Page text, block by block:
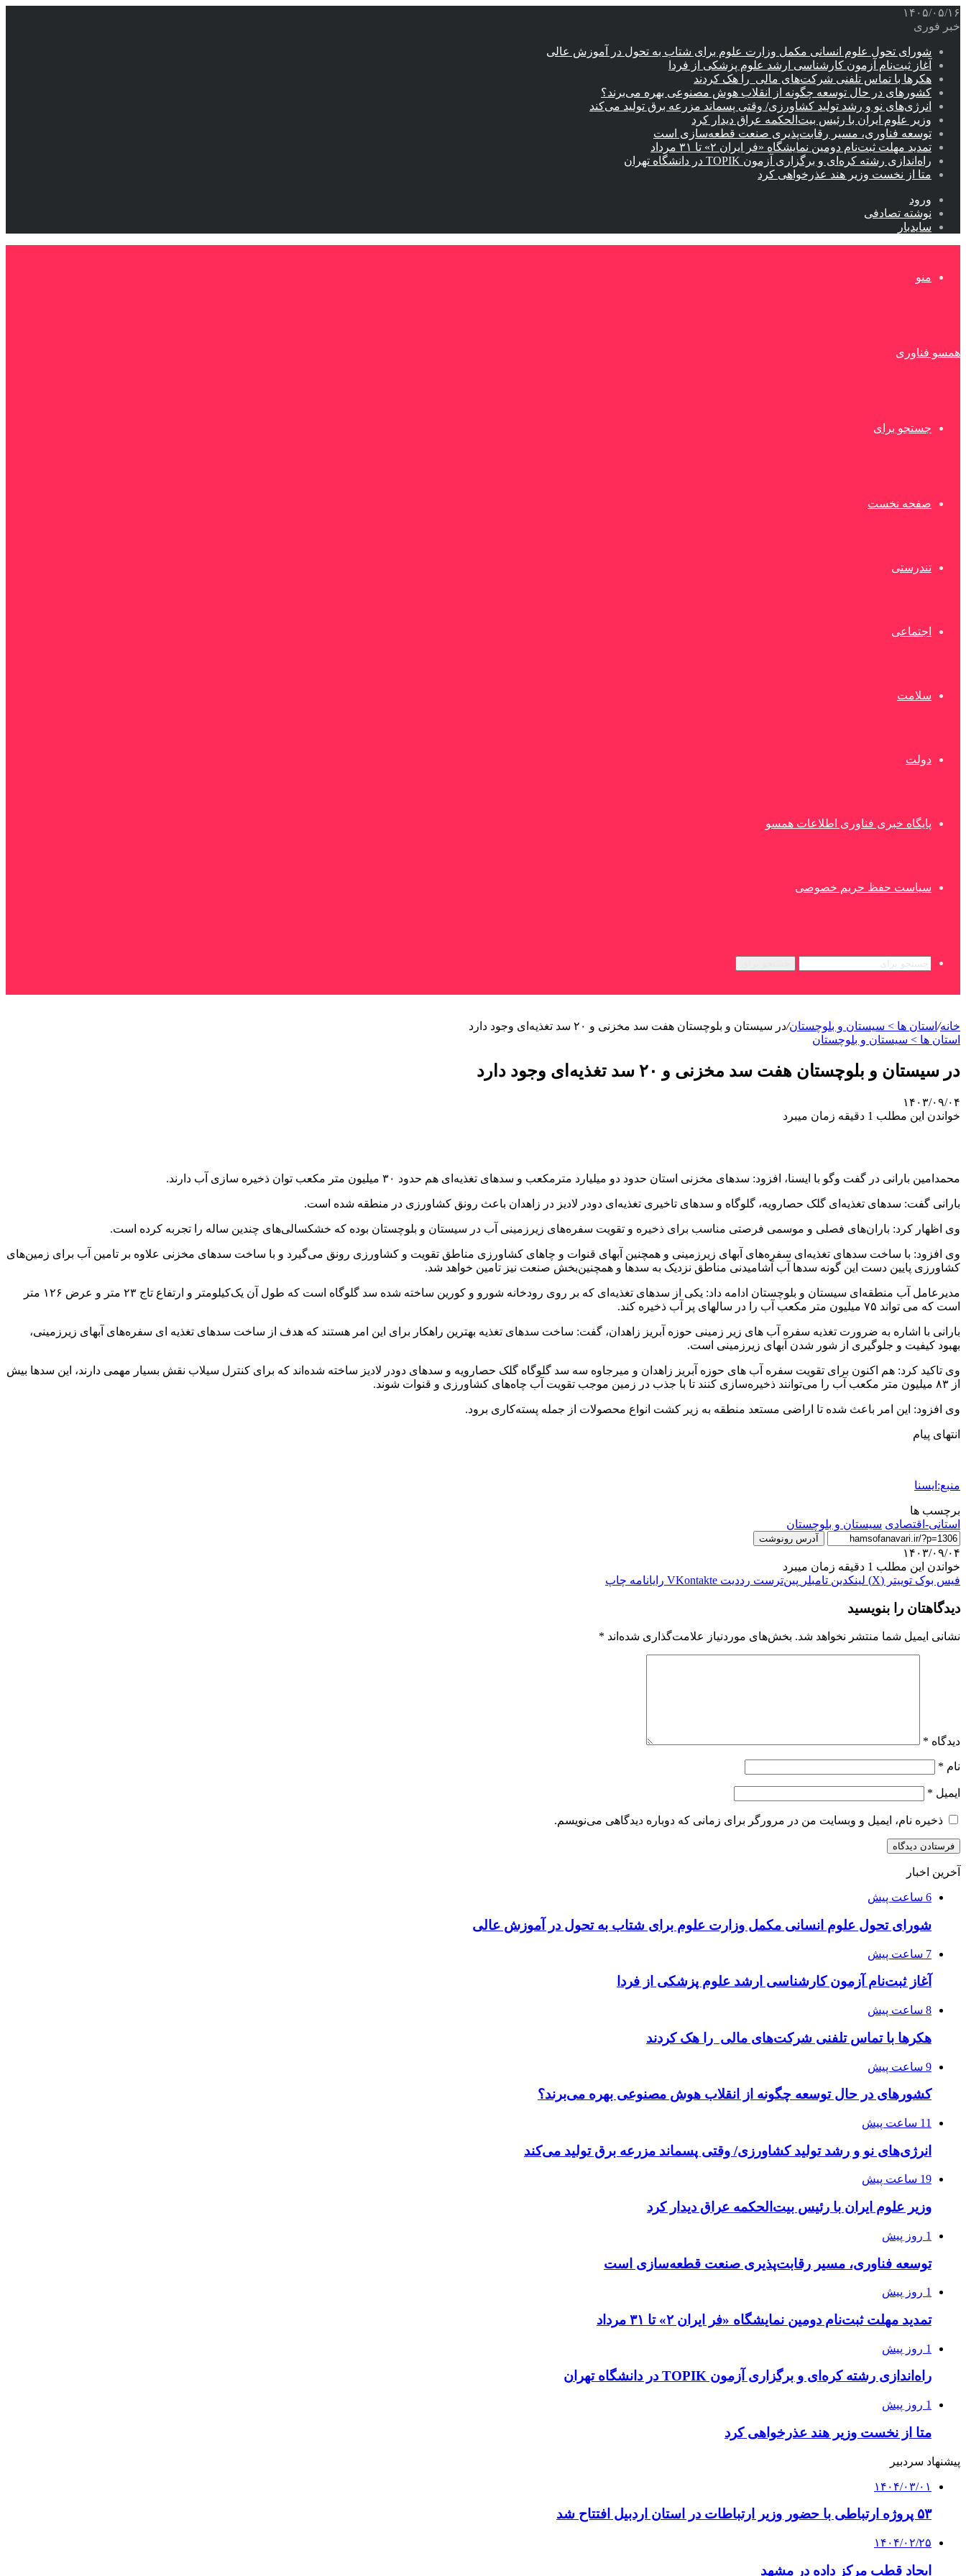
۱۴۰۵/۰۵/۱۶
خبر فوری
شورای تحول علوم انسانی مکمل وزارت علوم برای شتاب به تحول در آموزش عالی
آغاز ثبت‌نام‌ آزمون کارشناسی ارشد علوم پزشکی از فردا
هکرها با تماس تلفنی شرکت‌های مالی را هک کردند
کشورهای در حال توسعه چگونه از انقلاب هوش مصنوعی بهره می‌برند؟
انرژی‌های نو و رشد تولید کشاورزی/ وقتی پسماند مزرعه‌ برق تولید می‌کند
وزیر علوم ایران با رئیس بیت‌الحکمه عراق دیدار کرد
توسعه فناوری، مسیر رقابت‌پذیری صنعت قطعه‌سازی است
تمدید مهلت ثبت‌نام دومین نمایشگاه «فر ایران ۲» تا ۳۱ مرداد
راه‌اندازی رشته کره‌ای و برگزاری آزمون TOPIK در دانشگاه تهران
متا از نخست وزیر هند عذرخواهی کرد
ورود
نوشته تصادفی
سایدبار
منو
همسو فناوری
جستجو برای
صفحه نخست
تندرستی
اجتماعی
سلامت
دولت
پایگاه خبری فناوری اطلاعات همسو
سیاست حفظ حریم خصوصی
خانه/ استان ها > سیستان و بلوچستان/در سیستان و بلوچستان هفت سد مخزنی و ۲۰ سد تغذیه‌ای وجود دارد
استان ها > سیستان و بلوچستان
در سیستان و بلوچستان هفت سد مخزنی و ۲۰ سد تغذیه‌ای وجود دارد
۱۴۰۳/۰۹/۰۴
خواندن این مطلب 1 دقیقه زمان میبرد
محمدامین بارانی در گفت وگو با ایسنا، افزود: سدهای مخزنی استان حدود دو میلیارد مترمکعب و سدهای تغذیه‌ای هم حدود ۳۰ میلیون متر مکعب توان ذخیره سازی آب دارند.
بارانی گفت: سدهای تغذیه‌ای گلک حصارویه، گلوگاه و سدهای تاخیری تغذیه‌ای دودر لادیز در زاهدان باعث رونق کشاورزی در منطقه شده است.
وی اظهار کرد: باران‌های فصلی و موسمی فرصتی مناسب برای ذخیره و تقویت سفره‌های زیرزمینی آب در سیستان و بلوچستان بوده که خشکسالی‌های چندین ساله را تجربه کرده است.
وی افزود: با ساخت سدهای تغذیه‌ای سفره‌های آبهای زیرزمینی و همچنین آبهای قنوات و چاهای کشاورزی مناطق تقویت و کشاورزی رونق می‌گیرد و با ساخت سدهای مخزنی علاوه بر تامین آب برای زمین‌های
کشاورزی پایین دست این گونه سدها آب آشامیدنی مناطق نزدیک به سدها و همچنین‌بخش صنعت نیز تامین خواهد شد.
مدیرعامل آب منطقه‌ای سیستان و بلوچستان ادامه داد: یکی از سدهای تغذیه‌ای که بر روی رودخانه شورو و کورین ساخته شده سد گلوگاه است که طول آن یک‌کیلومتر و ارتفاع تاج ۲۳ متر و عرض ۱۲۶ متر
است که می تواند ۷۵ میلیون متر مکعب آب را در سالهای پر آب ذخیره کند.
بارانی با اشاره به ضرورت تغذیه سفره آب های زیر زمینی حوزه آبریز زاهدان، گفت: ساخت سدهای تغذیه بهترین راهکار برای این امر هستند که هدف از ساخت سدهای تغذیه ای سفره‌های آبهای زیرزمینی،
بهبود کیفیت و جلوگیری از شور شدن آبهای زیرزمینی است.
وی تاکید کرد: هم اکنون برای تقویت سفره آب های حوزه آبریز زاهدان و میرجاوه سه سد گلوگاه گلک حصارویه و سدهای دودر لادیز ساخته شده‌اند که برای کنترل سیلاب نقش بسیار مهمی دارند، این سدها بیش
از ۸۳ میلیون متر مکعب آب را می‌توانند ذخیره‌سازی کنند تا با جذب در زمین موجب تقویت آب چاه‌های کشاورزی و قنوات شوند.
وی افزود: این امر باعث شده تا اراضی مستعد منطقه به زیر کشت انواع محصولات از جمله پسته‌کاری برود.
انتهای پیام
منبع:ایسنا
برچسب ها
استانی-اقتصادی سيستان و بلوچستان
آدرس رونوشت
۱۴۰۳/۰۹/۰۴
خواندن این مطلب 1 دقیقه زمان میبرد
فیس بوک توییتر (X) لینکدین ‫تامبلر ‫پین‌ترست ‫رددیت ‫VKontakte رایانامه چاپ
دیدگاهتان را بنویسید
نشانی ایمیل شما منتشر نخواهد شد. بخش‌های موردنیاز علامت‌گذاری شده‌اند *
دیدگاه *
نام *
ایمیل *
ذخیره نام، ایمیل و وبسایت من در مرورگر برای زمانی که دوباره دیدگاهی می‌نویسم.
آخرین اخبار
6 ساعت پیش
شورای تحول علوم انسانی مکمل وزارت علوم برای شتاب به تحول در آموزش عالی
7 ساعت پیش
آغاز ثبت‌نام‌ آزمون کارشناسی ارشد علوم پزشکی از فردا
8 ساعت پیش
هکرها با تماس تلفنی شرکت‌های مالی را هک کردند
9 ساعت پیش
کشورهای در حال توسعه چگونه از انقلاب هوش مصنوعی بهره می‌برند؟
11 ساعت پیش
انرژی‌های نو و رشد تولید کشاورزی/ وقتی پسماند مزرعه‌ برق تولید می‌کند
19 ساعت پیش
وزیر علوم ایران با رئیس بیت‌الحکمه عراق دیدار کرد
1 روز پیش
توسعه فناوری، مسیر رقابت‌پذیری صنعت قطعه‌سازی است
1 روز پیش
تمدید مهلت ثبت‌نام دومین نمایشگاه «فر ایران ۲» تا ۳۱ مرداد
1 روز پیش
راه‌اندازی رشته کره‌ای و برگزاری آزمون TOPIK در دانشگاه تهران
1 روز پیش
متا از نخست وزیر هند عذرخواهی کرد
پیشنهاد سردبیر
۱۴۰۴/۰۳/۰۱
۵۳ پروژه ارتباطی با حضور وزیر ارتباطات در استان اردبیل افتتاح شد
۱۴۰۴/۰۲/۲۵
ایجاد قطب مرکز داده در مشهد